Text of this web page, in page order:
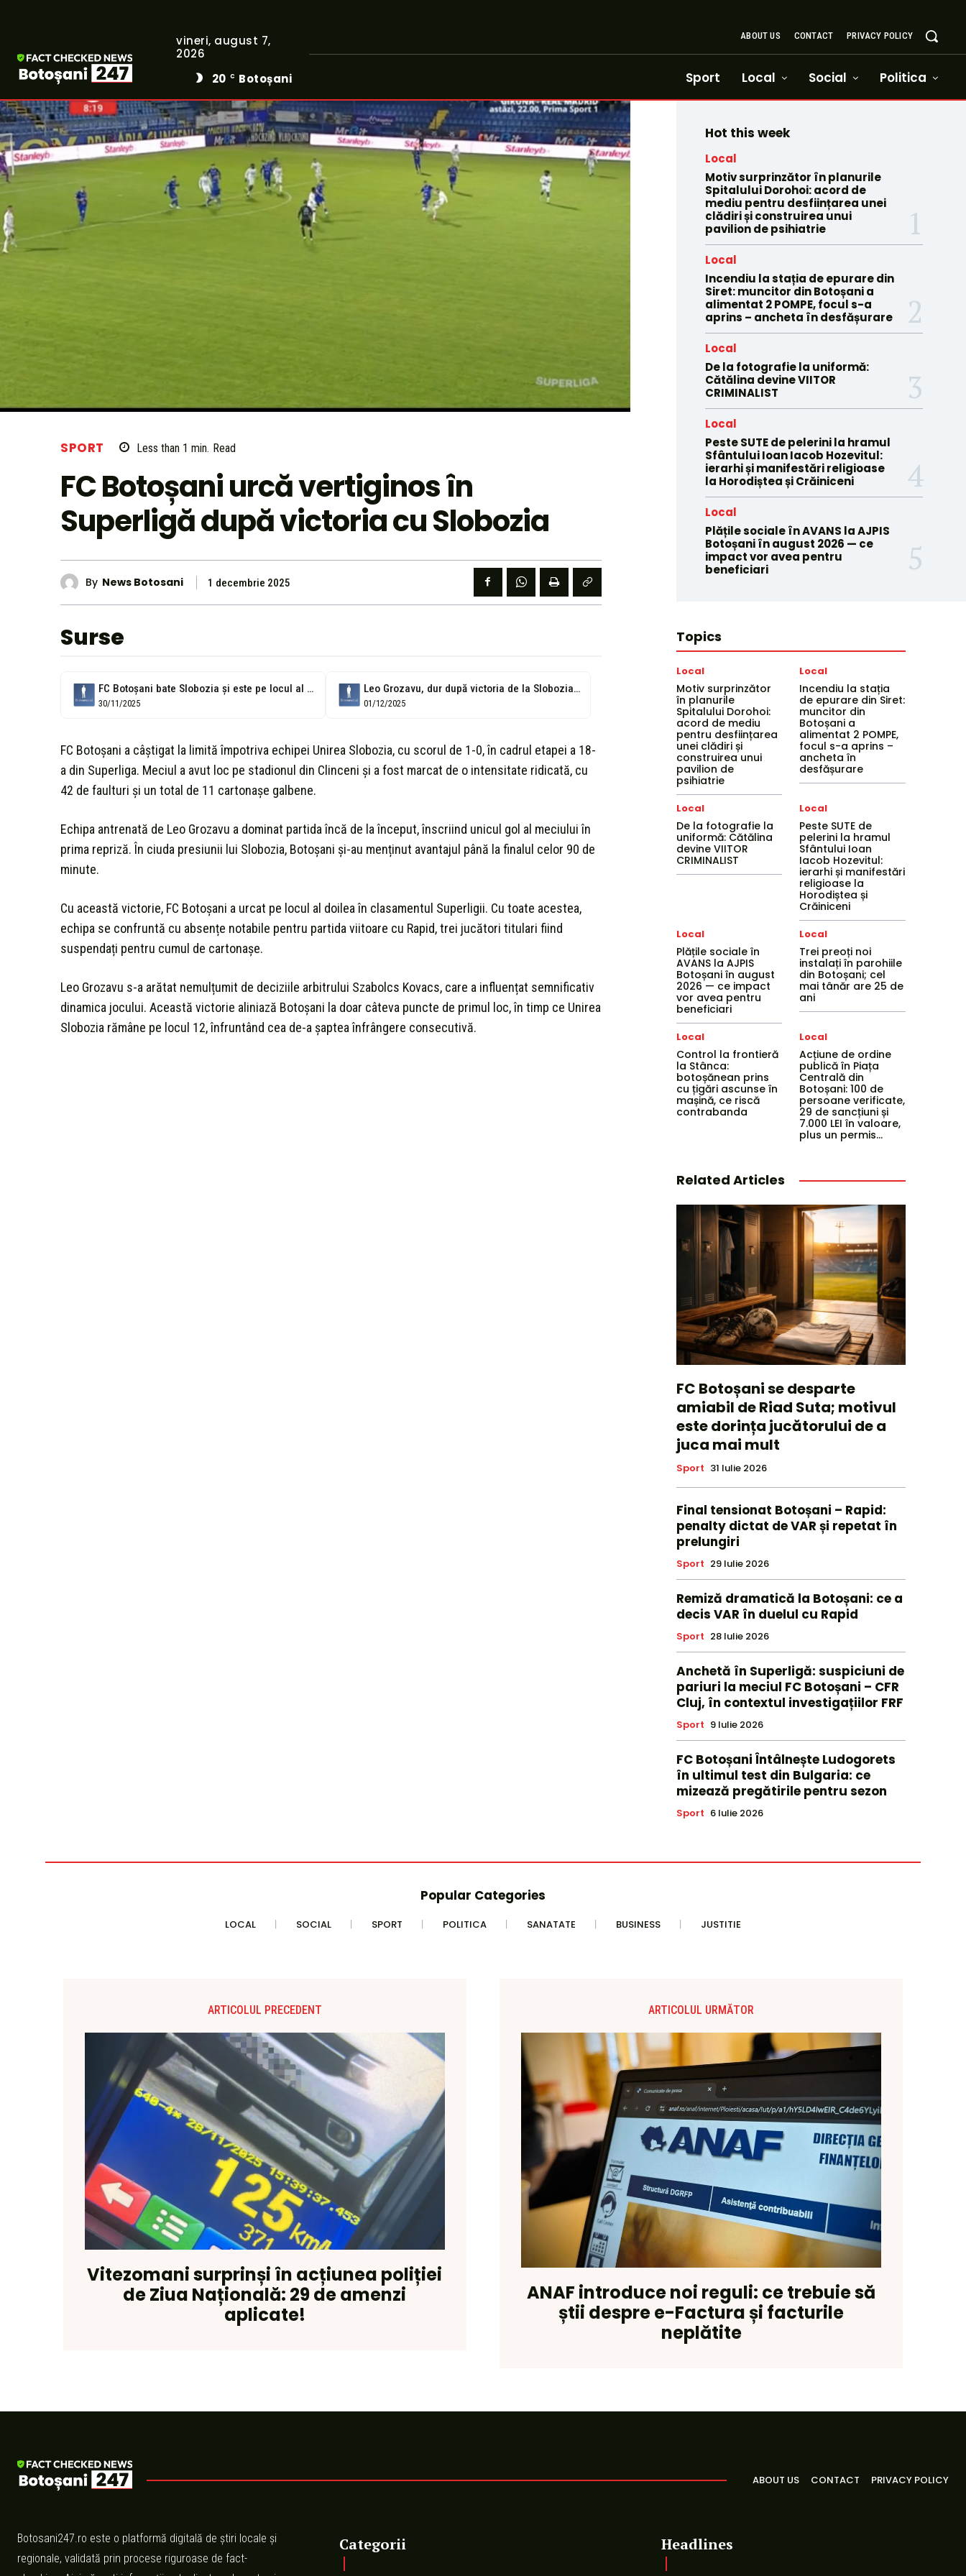
vineri, august 7,
2026
20 C Botoșani
ABOUT US CONTACT PRIVACY POLICY
Sport Local Social Politica
SPORT Less than 1 min. Read
FC Botoșani urcă vertiginos în
Superligă după victoria cu Slobozia
By News Botosani 1 decembrie 2025
Surse
FC Botoșani bate Slobozia și este pe locul al doilea în Superligă...
30/11/2025
Leo Grozavu, dur după victoria de la Slobozia: Pumnul în gură, taci...
01/12/2025
FC Botoșani a câștigat la limită împotriva echipei Unirea Slobozia, cu scorul de 1-0, în cadrul etapei a 18-
a din Superliga. Meciul a avut loc pe stadionul din Clinceni și a fost marcat de o intensitate ridicată, cu
42 de faulturi și un total de 11 cartonașe galbene.
Echipa antrenată de Leo Grozavu a dominat partida încă de la început, înscriind unicul gol al meciului în
prima repriză. În ciuda presiunii lui Slobozia, Botoșani și-au menținut avantajul până la finalul celor 90 de
minute.
Cu această victorie, FC Botoșani a urcat pe locul al doilea în clasamentul Superligii. Cu toate acestea,
echipa se confruntă cu absențe notabile pentru partida viitoare cu Rapid, trei jucători titulari fiind
suspendați pentru cumul de cartonașe.
Leo Grozavu s-a arătat nemulțumit de deciziile arbitrului Szabolcs Kovacs, care a influențat semnificativ
dinamica jocului. Această victorie aliniază Botoșani la doar câteva puncte de primul loc, în timp ce Unirea
Slobozia rămâne pe locul 12, înfruntând cea de-a șaptea înfrângere consecutivă.
Hot this week
Local
Motiv surprinzător în planurile
Spitalului Dorohoi: acord de
mediu pentru desființarea unei
clădiri și construirea unui
pavilion de psihiatrie
Local
Incendiu la stația de epurare din
Siret: muncitor din Botoșani a
alimentat 2 POMPE, focul s-a
aprins – ancheta în desfășurare
Local
De la fotografie la uniformă:
Cătălina devine VIITOR
CRIMINALIST
Local
Peste SUTE de pelerini la hramul
Sfântului Ioan Iacob Hozevitul:
ierarhi și manifestări religioase
la Horodiștea și Crăiniceni
Local
Plățile sociale în AVANS la AJPIS
Botoșani în august 2026 — ce
impact vor avea pentru
beneficiari
Topics
Local
Motiv surprinzător
în planurile
Spitalului Dorohoi:
acord de mediu
pentru desființarea
unei clădiri și
construirea unui
pavilion de
psihiatrie
Local
Incendiu la stația
de epurare din Siret:
muncitor din
Botoșani a
alimentat 2 POMPE,
focul s-a aprins –
ancheta în
desfășurare
Local
De la fotografie la
uniformă: Cătălina
devine VIITOR
CRIMINALIST
Local
Peste SUTE de
pelerini la hramul
Sfântului Ioan
Iacob Hozevitul:
ierarhi și manifestări
religioase la
Horodiștea și
Crăiniceni
Local
Plățile sociale în
AVANS la AJPIS
Botoșani în august
2026 — ce impact
vor avea pentru
beneficiari
Local
Trei preoți noi
instalați în parohiile
din Botoșani; cel
mai tânăr are 25 de
ani
Local
Control la frontieră
la Stânca:
botoșănean prins
cu țigări ascunse în
mașină, ce riscă
contrabanda
Local
Acțiune de ordine
publică în Piața
Centrală din
Botoșani: 100 de
persoane verificate,
29 de sancțiuni și
7.000 LEI în valoare,
plus un permis...
Related Articles
FC Botoșani se desparte
amiabil de Riad Suta; motivul
este dorința jucătorului de a
juca mai mult
Sport 31 Iulie 2026
Final tensionat Botoșani – Rapid:
penalty dictat de VAR și repetat în
prelungiri
Sport 29 Iulie 2026
Remiză dramatică la Botoșani: ce a
decis VAR în duelul cu Rapid
Sport 28 Iulie 2026
Anchetă în Superligă: suspiciuni de
pariuri la meciul FC Botoșani – CFR
Cluj, în contextul investigațiilor FRF
Sport 9 Iulie 2026
FC Botoșani Întâlnește Ludogorets
în ultimul test din Bulgaria: ce
mizează pregătirile pentru sezon
Sport 6 Iulie 2026
Popular Categories
LOCAL SOCIAL SPORT POLITICA SANATATE BUSINESS JUSTITIE
ARTICOLUL PRECEDENT
Vitezomani surprinși în acțiunea poliției
de Ziua Națională: 29 de amenzi
aplicate!
ARTICOLUL URMĂTOR
ANAF introduce noi reguli: ce trebuie să
știi despre e-Factura și facturile
neplătite
ABOUT US CONTACT PRIVACY POLICY
Botosani247.ro este o platformă digitală de știri locale și
regionale, validată prin procese riguroase de fact-
Categorii Headlines